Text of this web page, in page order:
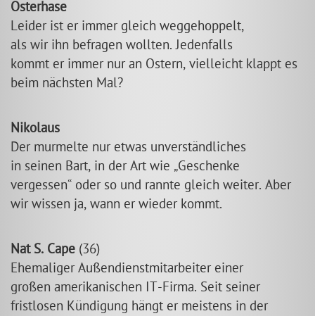
Osterhase
Leider ist er immer gleich weggehoppelt,
als wir ihn befragen wollten. Jedenfalls
kommt er immer nur an Ostern, vielleicht klappt es
beim nächsten Mal?
Nikolaus
Der murmelte nur etwas unverständliches
in seinen Bart, in der Art wie Geschenke
vergessen oder so und rannte gleich weiter. Aber
wir wissen ja, wann er wieder kommt.
Nat S. Cape (36)
Ehemaliger Außendienstmitarbeiter einer
großen amerikanischen IT-Firma. Seit seiner
fristlosen Kündigung hängt er meistens in der